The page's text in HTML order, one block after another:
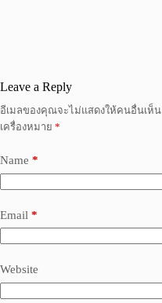
Leave a Reply
อีเมลของคุณจะไม่แสดงให้คนอื่นเห็น
เครื่องหมาย *
Name *
Email *
Website